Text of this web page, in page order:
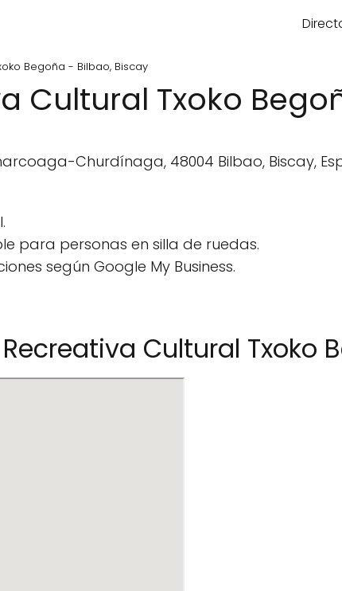
Begoña - Bilbao, Biscay
Cultural Txoko
Churdínaga, 48004 Bilbao, Biscay,
para personas en silla de ruedas.
según Google My Business.
Cultural Txoko